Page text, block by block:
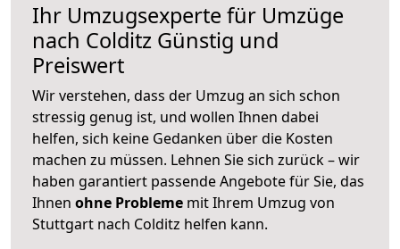
Ihr Umzugsexperte für Umzüge
nach Colditz Günstig und
Preiswert
Wir verstehen, dass der Umzug an sich schon
stressig genug ist, und wollen Ihnen dabei
helfen, sich keine Gedanken über die Kosten
machen zu müssen. Lehnen Sie sich zurück – wir
haben garantiert passende Angebote für Sie, das
Ihnen ohne Probleme mit Ihrem Umzug von
Stuttgart nach Colditz helfen kann.